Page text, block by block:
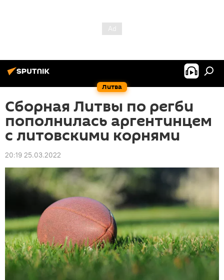
Литва
Сборная Литвы по регби
пополнилась аргентинцем
с литовскими корнями
20:19 25.03.2022